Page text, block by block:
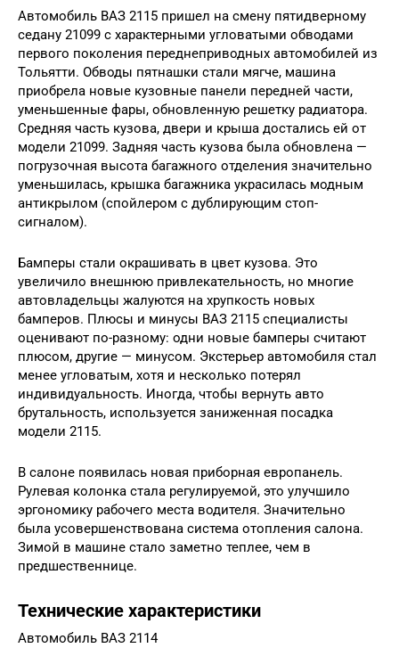
Автомобиль ВАЗ 2115 пришел на смену пятидверному
седану 21099 с характерными угловатыми обводами
первого поколения переднеприводных автомобилей из
Тольятти. Обводы пятнашки стали мягче, машина
приобрела новые кузовные панели передней части,
уменьшенные фары, обновленную решетку радиатора.
Средняя часть кузова, двери и крыша достались ей от
модели 21099. Задняя часть кузова была обновлена —
погрузочная высота багажного отделения значительно
уменьшилась, крышка багажника украсилась модным
антикрылом (спойлером с дублирующим стоп-
сигналом).
Бамперы стали окрашивать в цвет кузова. Это
увеличило внешнюю привлекательность, но многие
автовладельцы жалуются на хрупкость новых
бамперов. Плюсы и минусы ВАЗ 2115 специалисты
оценивают по-разному: одни новые бамперы считают
плюсом, другие — минусом. Экстерьер автомобиля стал
менее угловатым, хотя и несколько потерял
индивидуальность. Иногда, чтобы вернуть авто
брутальность, используется заниженная посадка
модели 2115.
В салоне появилась новая приборная европанель.
Рулевая колонка стала регулируемой, это улучшило
эргономику рабочего места водителя. Значительно
была усовершенствована система отопления салона.
Зимой в машине стало заметно теплее, чем в
предшественнице.
Технические характеристики
Автомобиль ВАЗ 2114